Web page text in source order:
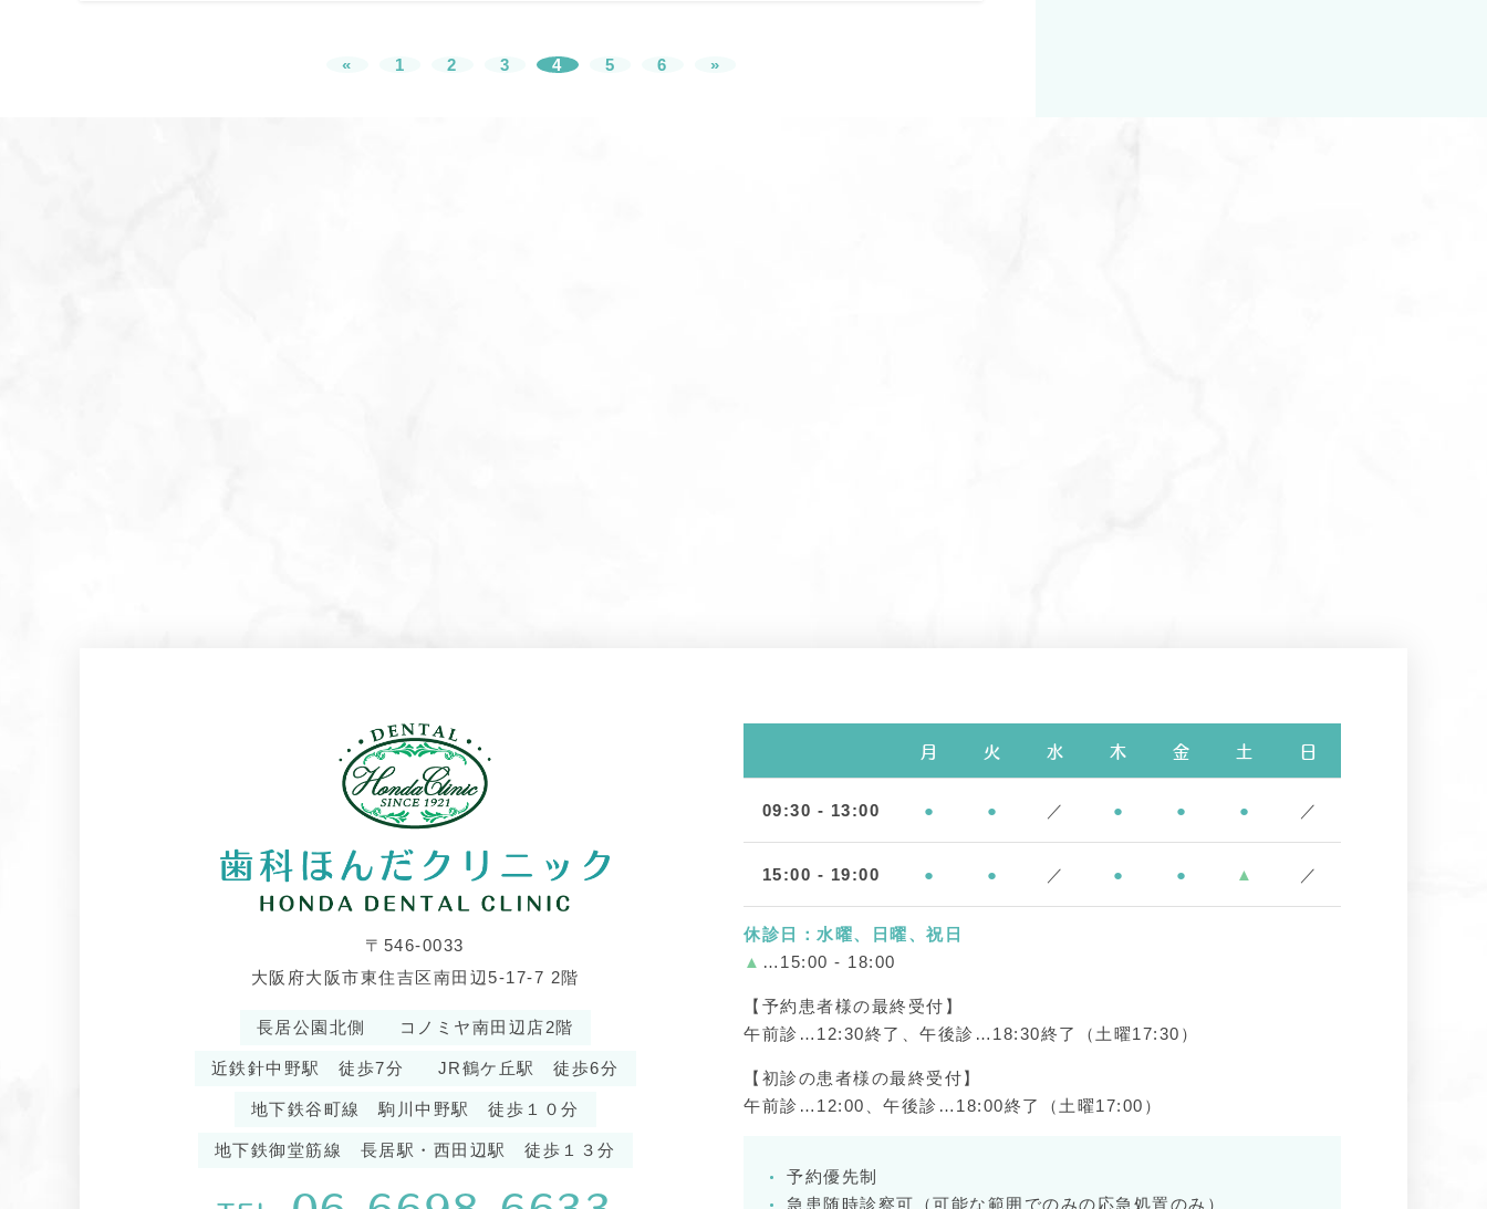
« 1 2 3 4 5 6 »
〒546-0033
大阪府大阪市東住吉区南田辺5-17-7 2階
長居公園北側 コノミヤ南田辺店2階
近鉄針中野駅 徒歩7分 JR鶴ケ丘駅 徒歩6分
地下鉄谷町線 駒川中野駅 徒歩１０分
地下鉄御堂筋線 長居駅・西田辺駅 徒歩１３分
月 火 水 木 金 土 日
09:30 - 13:00 ● ● ／ ● ● ● ／
15:00 - 19:00 ● ● ／ ● ● ▲ ／
休診日：水曜、日曜、祝日
▲ …15:00 - 18:00
【予約患者様の最終受付】
午前診…12:30終了、午後診…18:30終了（土曜17:30）
【初診の患者様の最終受付】
午前診…12:00、午後診…18:00終了（土曜17:00）
予約優先制
急患随時診察可（可能な範囲でのみの応急処置のみ）